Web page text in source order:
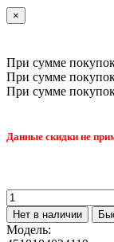
×
При сумме
При сумме
При сумме
Данные скидки не
Нет в наличии
Модель: